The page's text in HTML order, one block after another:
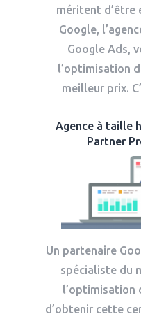
méritent d’être
Google,
Google Ads,
l’optimisation
meilleur prix.
Agence à taille
Partner
Un partenaire
spécialiste du
l’optimisation
d’obtenir cette